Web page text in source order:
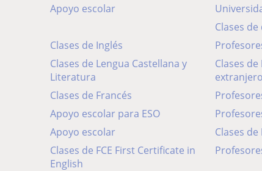
Apoyo escolar
Clases
Clases de Inglés
Clases de Lengua Castellana y
Literatura
Clases de Español para
Clases de Francés
Apoyo escolar para ESO
Apoyo escolar
Clases
Clases de FCE First Certificate in
English